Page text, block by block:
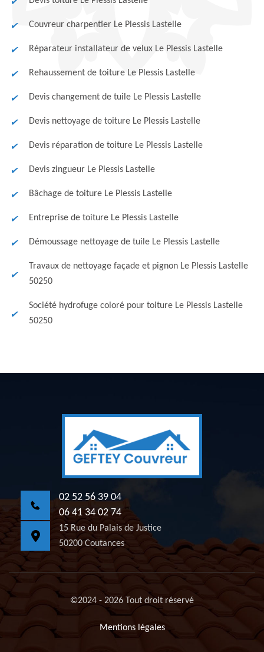
Couvreur charpentier Le Plessis Lastelle
Réparateur installateur de velux Le Plessis Lastelle
Rehaussement de toiture Le Plessis Lastelle
Devis changement de tuile Le Plessis Lastelle
Devis nettoyage de toiture Le Plessis Lastelle
Devis réparation de toiture Le Plessis Lastelle
Devis zingueur Le Plessis Lastelle
Bâchage de toiture Le Plessis Lastelle
Entreprise de toiture Le Plessis Lastelle
Démoussage nettoyage de tuile Le Plessis Lastelle
Travaux de nettoyage façade et pignon Le Plessis Lastelle
50250
Société hydrofuge coloré pour toiture Le Plessis Lastelle
50250
02 52 56 39 04
06 41 34 02 74
15 Rue du Palais de Justice
50200 Coutances
©2024 - 2026 Tout droit réservé
Mentions légales